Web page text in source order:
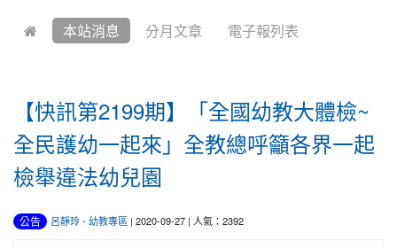
本站消息 分月文章 電子報列表
【快訊第2199期】「全國幼教大體檢~
全​民護幼一起來」全教總呼籲各界一起
檢舉違法​幼兒園
公告 呂靜玲- 幼教專區 | 2020-09-27 | 人氣：2392